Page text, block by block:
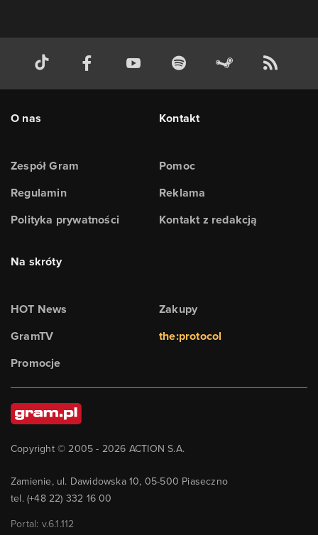
O nas
Zespół Gram
Regulamin
Polityka prywatności
Kontakt
Pomoc
Reklama
Kontakt z redakcją
Na skróty
HOT News
GramTV
Promocje
Zakupy
the:protocol
Copyright © 2005 - 2026 ACTION S.A.
Zamienie, ul. Dawidowska 10, 05-500 Piaseczno
tel. (+48 22) 332 16 00
Portal: v.6.1.112